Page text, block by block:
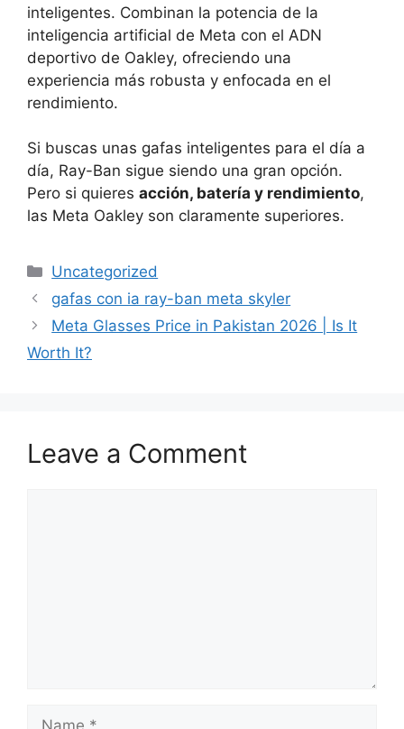
inteligentes. Combinan la potencia de la
inteligencia artificial de Meta con el ADN
deportivo de Oakley, ofreciendo una
experiencia más robusta y enfocada en el
rendimiento.
Si buscas unas gafas inteligentes para el día a
día, Ray-Ban sigue siendo una gran opción.
Pero si quieres acción, batería y rendimiento,
las Meta Oakley son claramente superiores.
Categories
Uncategorized
gafas con ia ray-ban meta skyler
Meta Glasses Price in Pakistan 2026 | Is It
Worth It?
Leave a Comment
Name